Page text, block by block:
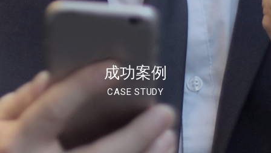
成功案例
CASE STUDY